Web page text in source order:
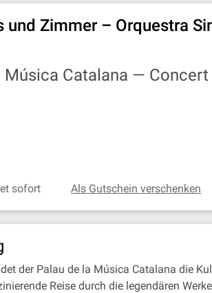
und Zimmer – Orquestra
Música Catalana — Concert
sofort Als Gutschein verschenken
der Palau de la Música Catalana die
Reise durch die legendären